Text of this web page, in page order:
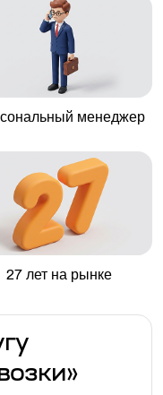
менеджер
27 лет на рынке